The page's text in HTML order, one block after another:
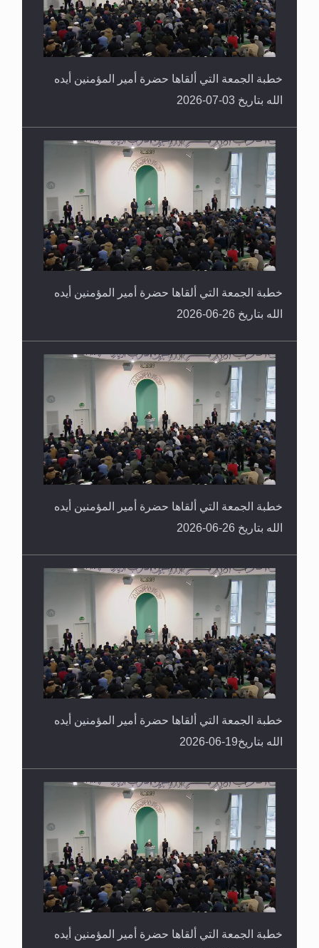
خطبة الجمعة التي ألقاها حضرة أمير المؤمنين أيده
الله بتاريخ 03-07-2026
خطبة الجمعة التي ألقاها حضرة أمير المؤمنين أيده
الله بتاريخ 26-06-2026
خطبة الجمعة التي ألقاها حضرة أمير المؤمنين أيده
الله بتاريخ 26-06-2026
خطبة الجمعة التي ألقاها حضرة أمير المؤمنين أيده
الله بتاريخ19-06-2026
خطبة الجمعة التي ألقاها حضرة أمير المؤمنين أيده